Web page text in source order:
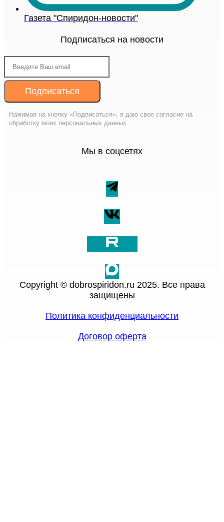
Газета "Спиридон-новости"
Подписаться на новости
Подписаться
Нажимая на кнопку «Подписаться», я даю свое согласие на
обработку моих персональных данных
Мы в соцсетях
Copyright © dobrospiridon.ru 2025. Все права
защищены
Политика конфиденциальности
Договор оферта